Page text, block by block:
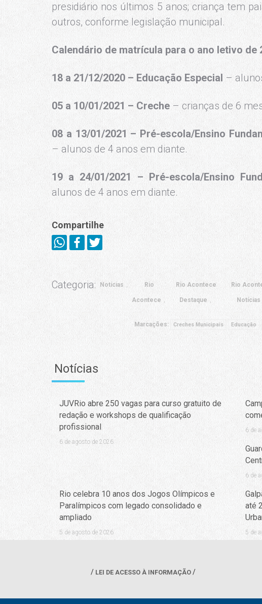
presidiário nos últimos 5 anos; criança tem
outros, conforme legislação municipal.
Calendário de matrícula para o ano letivo de
18 a 21/12/2020 – Educação Especial –
05 a 10/01/2021 – Creche – crianças de 6
08 a 13/01/2021 – Pré-escola/Ensino
– alunos de 4 anos em diante.
19 a 24/01/2021 – Pré-escola/Ensino
alunos de 4 anos em diante.
Compartilhe
Categoria: Notícias Rio
Acontece
Rio Acontece
Destaque
Rio
Notícias
Marcações: Creches Municipais Educação
Notícias
JUVRio abre 250 vagas para curso gratuito de
redação e workshops de qualificação
profissional
6 de agosto de 2026
6 de
6 de
Rio celebra 10 anos dos Jogos Olímpicos e
Paralímpicos com legado consolidado e
ampliado
5 de agosto de 2026
até
5 de
LEI DE ACESSO À INFORMAÇÃO